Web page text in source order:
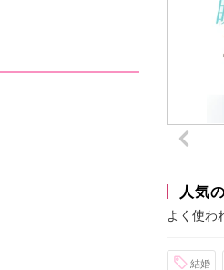
人気
よく使わ
結婚